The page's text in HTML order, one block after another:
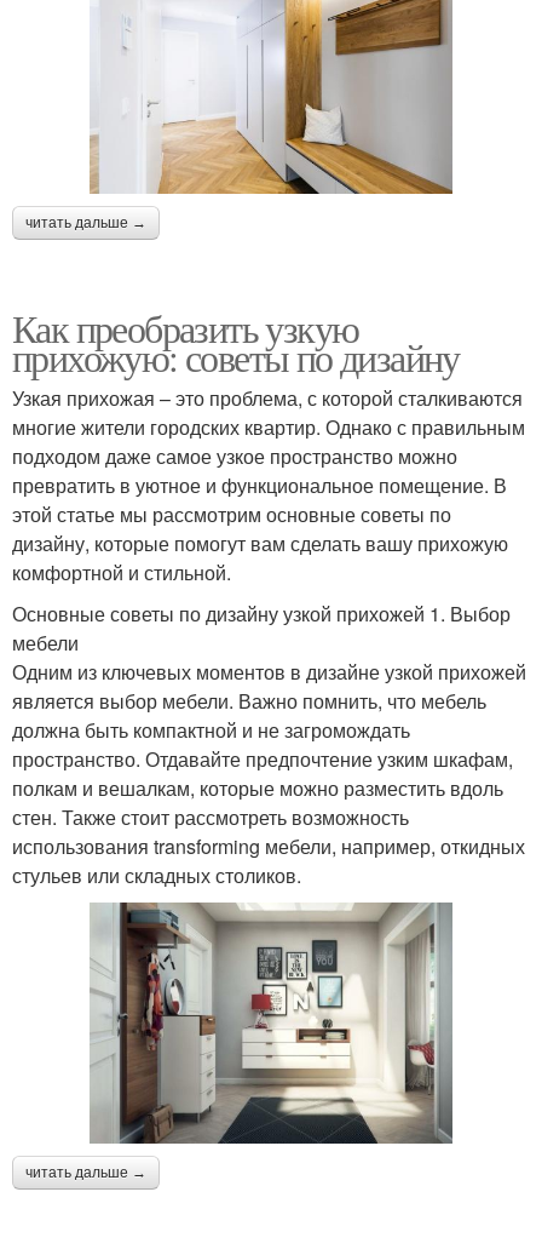
читать дальше →
Как преобразить узкую
прихожую: советы по дизайну
Узкая прихожая – это проблема, с которой сталкиваются
многие жители городских квартир. Однако с правильным
подходом даже самое узкое пространство можно
превратить в уютное и функциональное помещение. В
этой статье мы рассмотрим основные советы по
дизайну, которые помогут вам сделать вашу прихожую
комфортной и стильной.
Основные советы по дизайну узкой прихожей 1. Выбор
мебели
Одним из ключевых моментов в дизайне узкой прихожей
является выбор мебели. Важно помнить, что мебель
должна быть компактной и не загромождать
пространство. Отдавайте предпочтение узким шкафам,
полкам и вешалкам, которые можно разместить вдоль
стен. Также стоит рассмотреть возможность
использования transforming мебели, например, откидных
стульев или складных столиков.
читать дальше →